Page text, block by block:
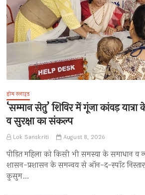
होम स्लाइड
‘सम्मान सेतु’ शिविर में गूंजा कांवड़ यात्रा
व सुरक्षा का संकल्प
Lok Sanskriti August 8, 2026
पीड़ित महिला को किसी भी समस्या के समाधान
शासन-प्रशासन के समन्वय से ऑन-द-स्पॉट
कुसुम…